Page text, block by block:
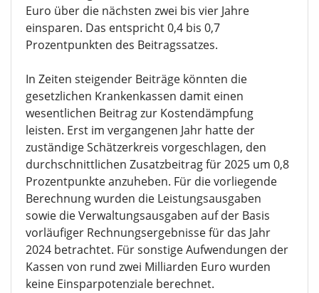
Euro über die nächsten zwei bis vier Jahre
einsparen. Das entspricht 0,4 bis 0,7
Prozentpunkten des Beitragssatzes.
In Zeiten steigender Beiträge könnten die
gesetzlichen Krankenkassen damit einen
wesentlichen Beitrag zur Kostendämpfung
leisten. Erst im vergangenen Jahr hatte der
zuständige Schätzerkreis vorgeschlagen, den
durchschnittlichen Zusatzbeitrag für 2025 um 0,8
Prozentpunkte anzuheben. Für die vorliegende
Berechnung wurden die Leistungsausgaben
sowie die Verwaltungsausgaben auf der Basis
vorläufiger Rechnungsergebnisse für das Jahr
2024 betrachtet. Für sonstige Aufwendungen der
Kassen von rund zwei Milliarden Euro wurden
keine Einsparpotenziale berechnet.